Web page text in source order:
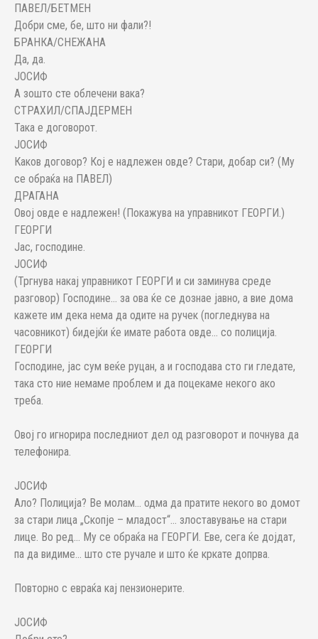
ПАВЕЛ/БЕТМЕН
Добри сме, бе, што ни фали?!
БРАНКА/СНЕЖАНА
Да, да.
ЈОСИФ
А зошто сте облечени вака?
СТРАХИЛ/СПАЈДЕРМЕН
Така е договорот.
ЈОСИФ
Каков договор? Кој е надлежен овде? Стари, добар си? (Му
се обраќа на ПАВЕЛ)
ДРАГАНА
Овој овде е надлежен! (Покажува на управникот ГЕОРГИ.)
ГЕОРГИ
Јас, господине.
ЈОСИФ
(Тргнува накај управникот ГЕОРГИ и си заминува среде
разговор) Господине... за ова ќе се дознае јавно, а вие дома
кажете им дека нема да одите на ручек (погледнува на
часовникот) бидејќи ќе имате работа овде... со полиција.
ГЕОРГИ
Господине, јас сум веќе руцан, а и господава сто ги гледате,
така сто ние немаме проблем и да поцекаме некого ако
треба.
Овој го игнорира последниот дел од разговорот и почнува да
телефонира.
ЈОСИФ
Ало? Полиција? Ве молам... одма да пратите некого во домот
за стари лица „Скопје – младост“... злоставување на стари
лице. Во ред... Му се обраќа на ГЕОРГИ. Еве, сега ќе дојдат,
па да видиме... што сте ручале и што ќе кркате допрва.
Повторно с евраќа кај пензионерите.
ЈОСИФ